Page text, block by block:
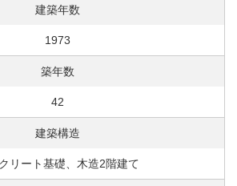
建築年数
1973
築年数
42
建築構造
リート基礎、木造2階建て